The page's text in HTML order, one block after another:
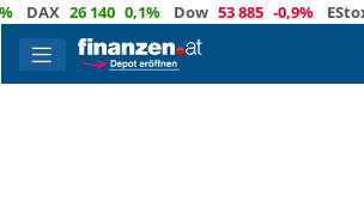
26 140 0,1% Dow 53 885 -0,9% EStoxx50